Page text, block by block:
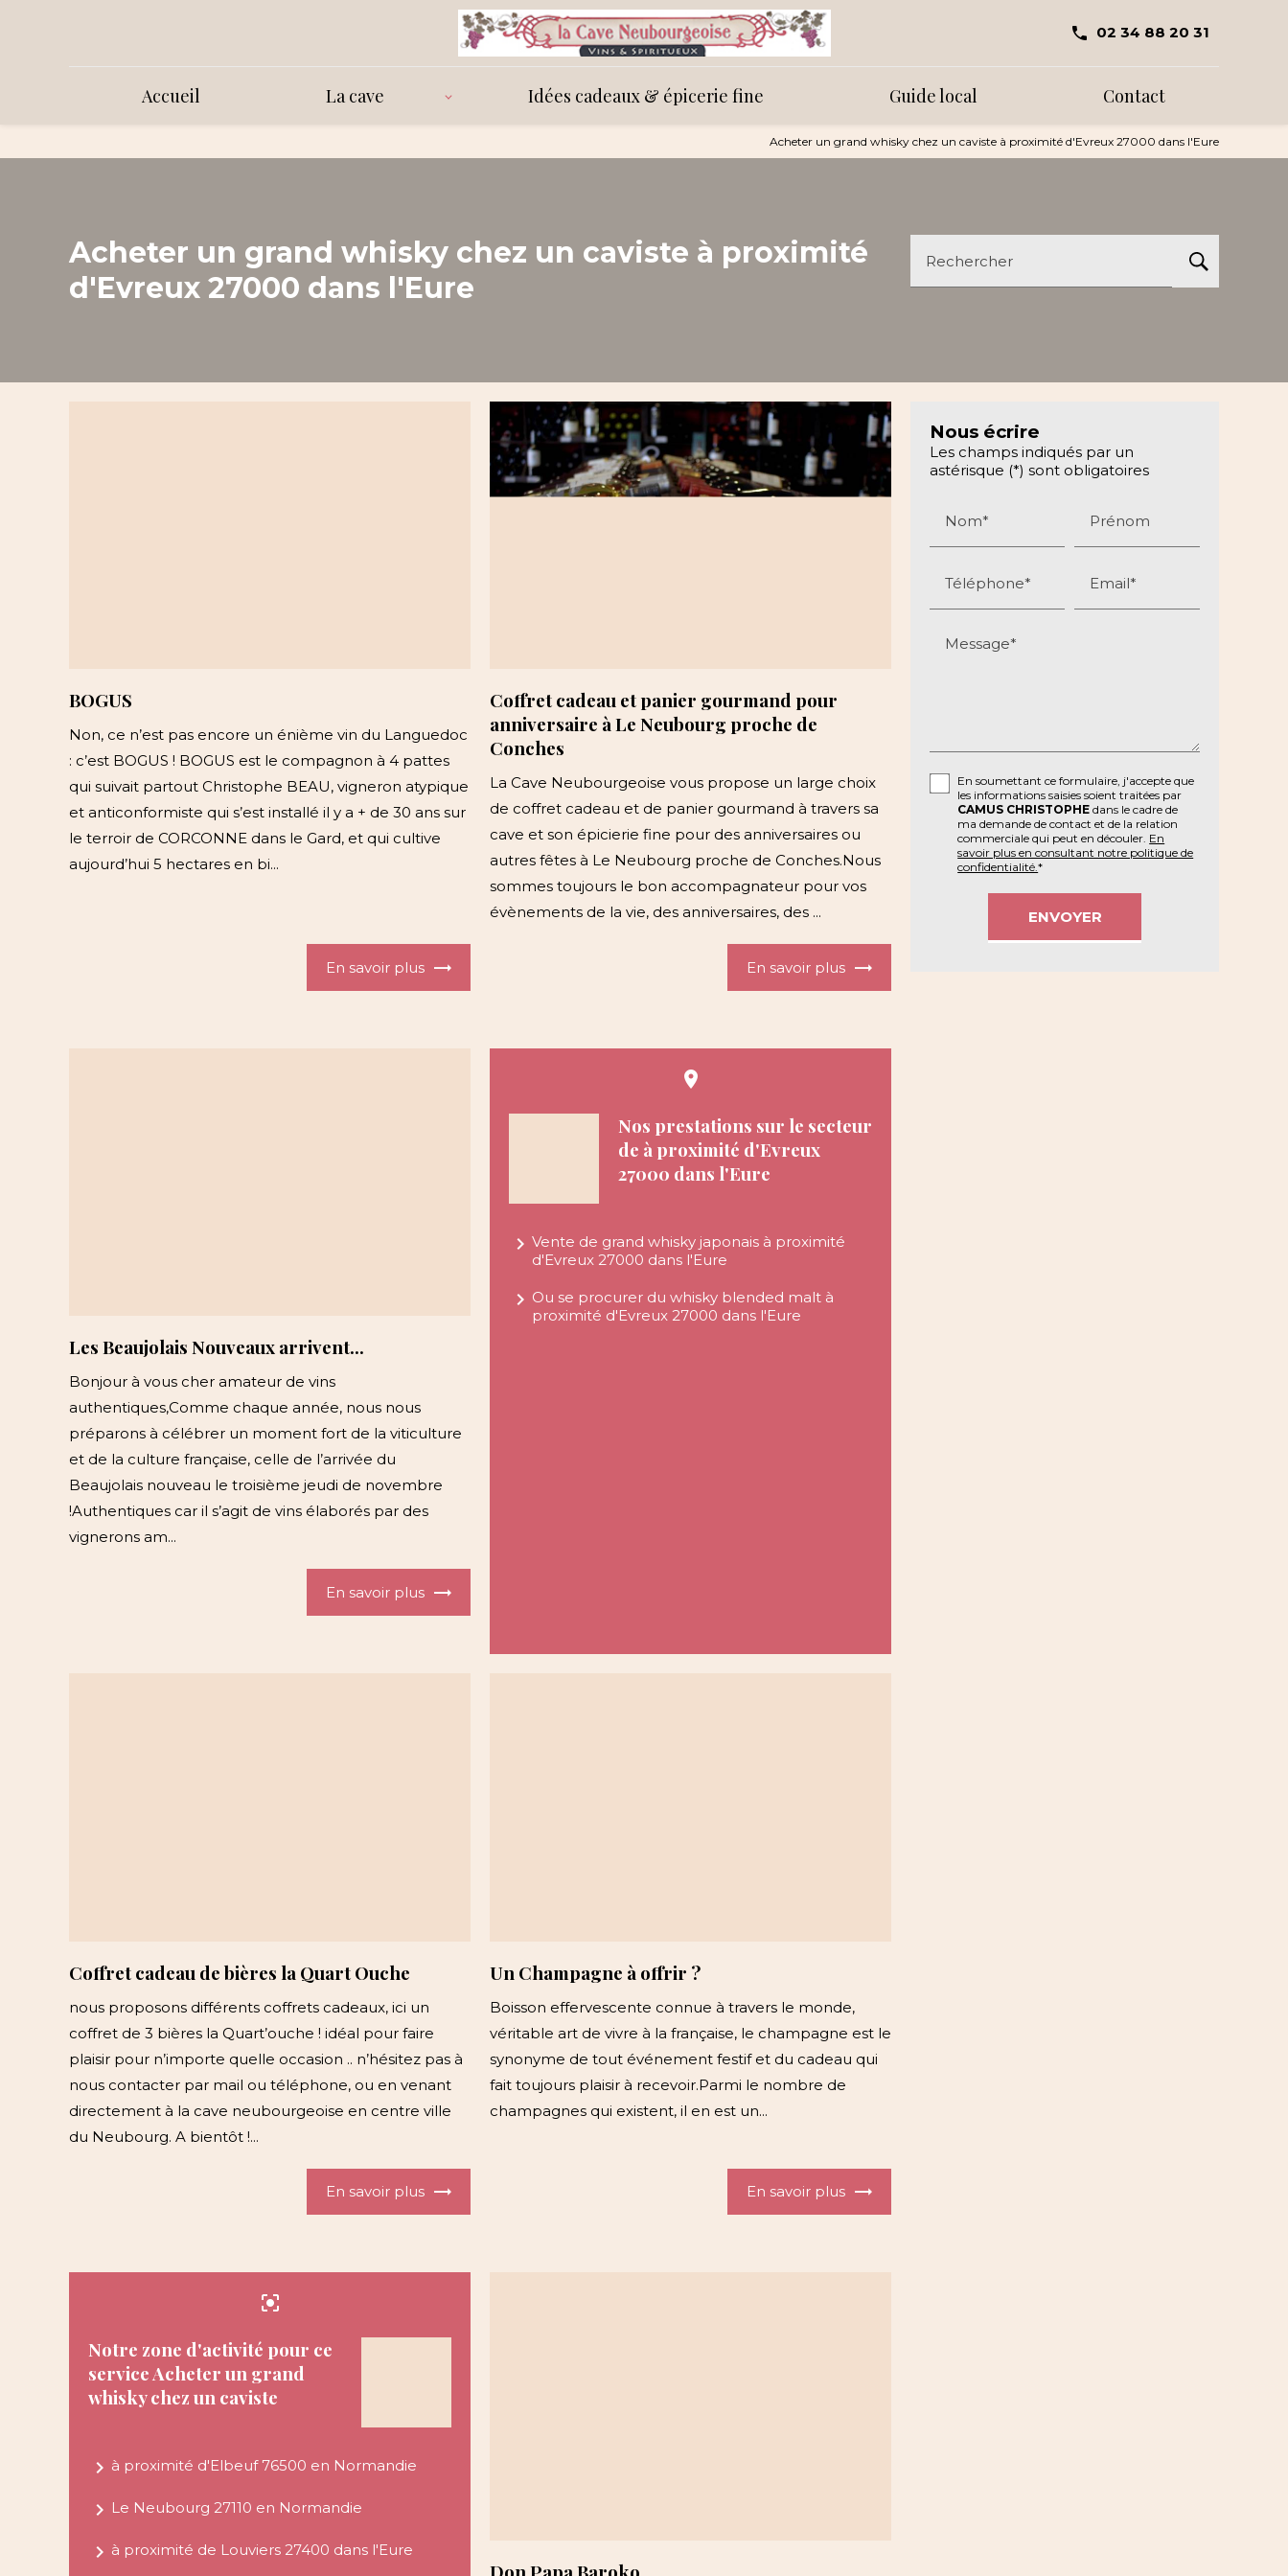
02 34 88 20 31
Accueil La cave Idées cadeaux & épicerie fine Guide local Contact
Acheter un grand whisky chez un caviste à proximité d'Evreux 27000 dans l'Eure
Acheter un grand whisky chez un caviste à proximité
d'Evreux 27000 dans l'Eure
Rechercher
BOGUS
Non, ce n’est pas encore un énième vin du Languedoc
: c’est BOGUS ! BOGUS est le compagnon à 4 pattes
qui suivait partout Christophe BEAU, vigneron atypique
et anticonformiste qui s’est installé il y a + de 30 ans sur
le terroir de CORCONNE dans le Gard, et qui cultive
aujourd’hui 5 hectares en bi...
En savoir plus
Coffret cadeau et panier gourmand pour
anniversaire à Le Neubourg proche de
Conches
La Cave Neubourgeoise vous propose un large choix
de coffret cadeau et de panier gourmand à travers sa
cave et son épicierie fine pour des anniversaires ou
autres fêtes à Le Neubourg proche de Conches.Nous
sommes toujours le bon accompagnateur pour vos
évènements de la vie, des anniversaires, des ...
En savoir plus
Les Beaujolais Nouveaux arrivent...
Bonjour à vous cher amateur de vins
authentiques,Comme chaque année, nous nous
préparons à célébrer un moment fort de la viticulture
et de la culture française, celle de l’arrivée du
Beaujolais nouveau le troisième jeudi de novembre
!Authentiques car il s’agit de vins élaborés par des
vignerons am...
En savoir plus
place
Nos prestations sur le secteur
de à proximité d'Evreux
27000 dans l'Eure
navigate_nextVente de grand whisky japonais à proximité
d'Evreux 27000 dans l'Eure
navigate_next Ou se procurer du whisky blended malt à
proximité d'Evreux 27000 dans l'Eure
Coffret cadeau de bières la Quart Ouche
nous proposons différents coffrets cadeaux, ici un
coffret de 3 bières la Quart’ouche ! idéal pour faire
plaisir pour n’importe quelle occasion .. n’hésitez pas à
nous contacter par mail ou téléphone, ou en venant
directement à la cave neubourgeoise en centre ville
du Neubourg. A bientôt !...
En savoir plus
Un Champagne à offrir ?
Boisson effervescente connue à travers le monde,
véritable art de vivre à la française, le champagne est le
synonyme de tout événement festif et du cadeau qui
fait toujours plaisir à recevoir.Parmi le nombre de
champagnes qui existent, il en est un...
En savoir plus
center_focus_strong
Notre zone d'activité pour ce
service Acheter un grand
whisky chez un caviste
navigate_next à proximité d'Elbeuf 76500 en Normandie
navigate_next Le Neubourg 27110 en Normandie
navigate_next à proximité de Louviers 27400 dans l'Eure
Nous écrire
Les champs indiqués par un
astérisque (*) sont obligatoires
Nom* Prénom
Téléphone* Email*
Message*
En soumettant ce formulaire, j'accepte que
les informations saisies soient traitées par
CAMUS CHRISTOPHE dans le cadre de
ma demande de contact et de la relation
commerciale qui peut en découler. En
savoir plus en consultant notre politique de
confidentialité.*